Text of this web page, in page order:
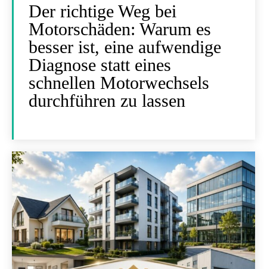
Der richtige Weg bei
Motorschäden: Warum es
besser ist, eine aufwendige
Diagnose statt eines
schnellen Motorwechsels
durchführen zu lassen